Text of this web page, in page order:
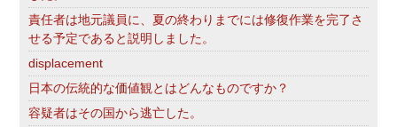
責任者は地元議員に、夏の終わりまでには修復作業を完了さ
せる予定であると説明しました。
displacement
日本の伝統的な価値観とはどんなものですか？
容疑者はその国から逃亡した。